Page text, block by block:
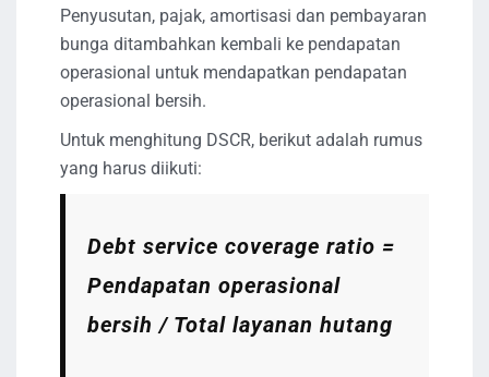
Penyusutan, pajak, amortisasi dan pembayaran
bunga ditambahkan kembali ke pendapatan
operasional untuk mendapatkan pendapatan
operasional bersih.
Untuk menghitung DSCR, berikut adalah rumus
yang harus diikuti:
Debt service coverage ratio =
Pendapatan operasional
bersih / Total layanan hutang